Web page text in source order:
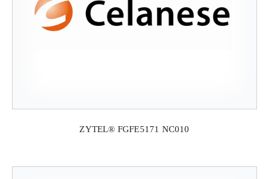
ZYTEL® FGFE5171 NC010